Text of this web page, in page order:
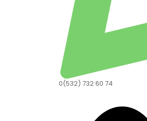
0(532) 732 60 74